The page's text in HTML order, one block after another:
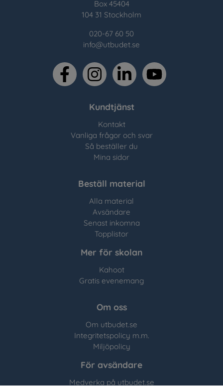
Box 45404
104 31 Stockholm
020-67 60 50
info@utbudet.se
facebookinstagramlinkedin youtube
Kundtjänst
Kontakt
Vanliga frågor och svar
Så beställer du
Mina sidor
Beställ material
Alla material
Avsändare
Senast inkomna
Topplistor
Mer för skolan
Kahoot
Gratis evenemang
Om oss
Om utbudet.se
Integritetspolicy m.m.
Miljöpolicy
För avsändare
Medverka på utbudet.se